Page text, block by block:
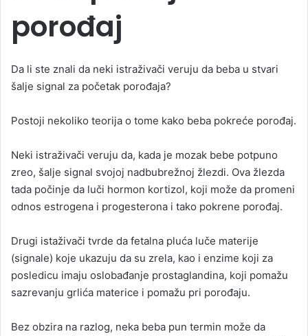
porođaj
Da li ste znali da neki istraživači veruju da beba u stvari
šalje signal za početak porođaja?
Postoji nekoliko teorija o tome kako beba pokreće porođaj.
Neki istraživači veruju da, kada je mozak bebe potpuno
zreo, šalje signal svojoj nadbubrežnoj žlezdi. Ova žlezda
tada počinje da luči hormon kortizol, koji može da promeni
odnos estrogena i progesterona i tako pokrene porođaj.
Drugi istaživači tvrde da fetalna pluća luče materije
(signale) koje ukazuju da su zrela, kao i enzime koji za
posledicu imaju oslobađanje prostaglandina, koji pomažu
sazrevanju grlića materice i pomažu pri porođaju.
Bez obzira na razlog, neka beba pun termin može da